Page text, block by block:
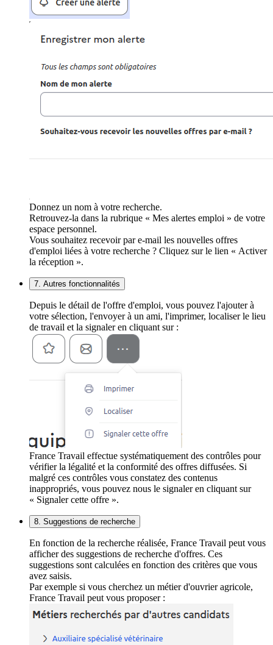
Donnez un nom à votre recherche.
Retrouvez-la dans la rubrique « Mes alertes emploi » de votre
espace personnel.
Vous souhaitez recevoir par e-mail les nouvelles offres
d'emploi liées à votre recherche ? Cliquez sur le lien « Activer
la réception ».
7. Autres fonctionnalités
Depuis le détail de l'offre d'emploi, vous pouvez l'ajouter à
votre sélection, l'envoyer à un ami, l'imprimer, localiser le lieu
de travail et la signaler en cliquant sur :
France Travail effectue systématiquement des contrôles pour
vérifier la légalité et la conformité des offres diffusées. Si
malgré ces contrôles vous constatez des contenus
inappropriés, vous pouvez nous le signaler en cliquant sur
« Signaler cette offre ».
8. Suggestions de recherche
En fonction de la recherche réalisée, France Travail peut vous
afficher des suggestions de recherche d'offres. Ces
suggestions sont calculées en fonction des critères que vous
avez saisis.
Par exemple si vous cherchez un métier d'ouvrier agricole,
France Travail peut vous proposer :